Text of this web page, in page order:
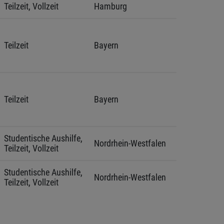
Teilzeit, Vollzeit Hamburg
Teilzeit Bayern
Teilzeit Bayern
Studentische Aushilfe,
Teilzeit, Vollzeit
Nordrhein-Westfalen
Studentische Aushilfe,
Teilzeit, Vollzeit
Nordrhein-Westfalen